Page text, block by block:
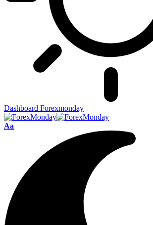
Dashboard Forexmonday
Aa